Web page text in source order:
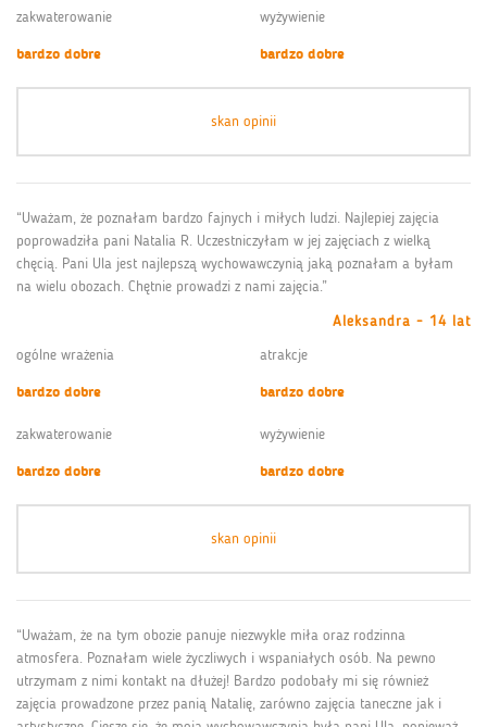
zakwaterowanie
bardzo dobre
wyżywienie
bardzo dobre
skan opinii
“Uważam, że poznałam bardzo fajnych i miłych ludzi. Najlepiej zajęcia
poprowadziła pani Natalia R. Uczestniczyłam w jej zajęciach z wielką
chęcią. Pani Ula jest najlepszą wychowawczynią jaką poznałam a byłam
na wielu obozach. Chętnie prowadzi z nami zajęcia.”
Aleksandra - 14 lat
ogólne wrażenia
bardzo dobre
atrakcje
bardzo dobre
zakwaterowanie
bardzo dobre
wyżywienie
bardzo dobre
skan opinii
“Uważam, że na tym obozie panuje niezwykle miła oraz rodzinna
atmosfera. Poznałam wiele życzliwych i wspaniałych osób. Na pewno
utrzymam z nimi kontakt na dłużej! Bardzo podobały mi się również
zajęcia prowadzone przez panią Natalię, zarówno zajęcia taneczne jak i